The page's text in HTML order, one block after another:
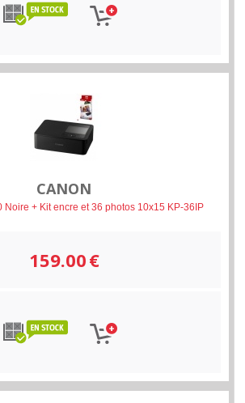
CANON
Noire + Kit encre et 36 photos 10x15 KP-36IP
159.00€